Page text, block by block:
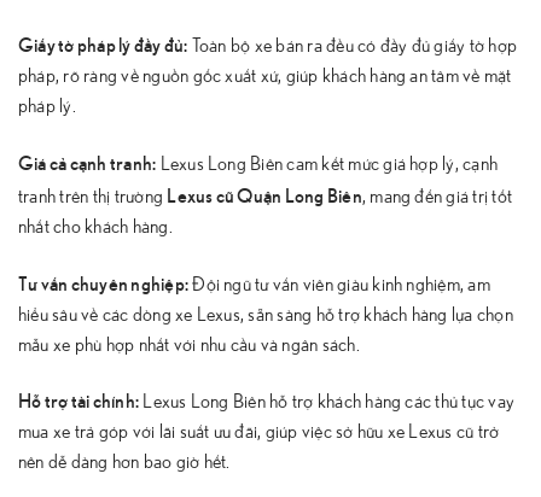
Giấy tờ pháp lý đầy đủ: Toàn bộ xe bán ra đều có đầy đủ giấy tờ hợp
pháp, rõ ràng về nguồn gốc xuất xứ, giúp khách hàng an tâm về mặt
pháp lý.
Giá cả cạnh tranh: Lexus Long Biên cam kết mức giá hợp lý, cạnh
tranh trên thị trường Lexus cũ Quận Long Biên, mang đến giá trị tốt
nhất cho khách hàng.
Tư vấn chuyên nghiệp:Đội ngũ tư vấn viên giàu kinh nghiệm, am
hiểu sâu về các dòng xe Lexus, sẵn sàng hỗ trợ khách hàng lựa chọn
mẫu xe phù hợp nhất với nhu cầu và ngân sách.
Hỗ trợ tài chính: Lexus Long Biên hỗ trợ khách hàng các thủ tục vay
mua xe trả góp với lãi suất ưu đãi, giúp việc sở hữu xe Lexus cũ trở
nên dễ dàng hơn bao giờ hết.